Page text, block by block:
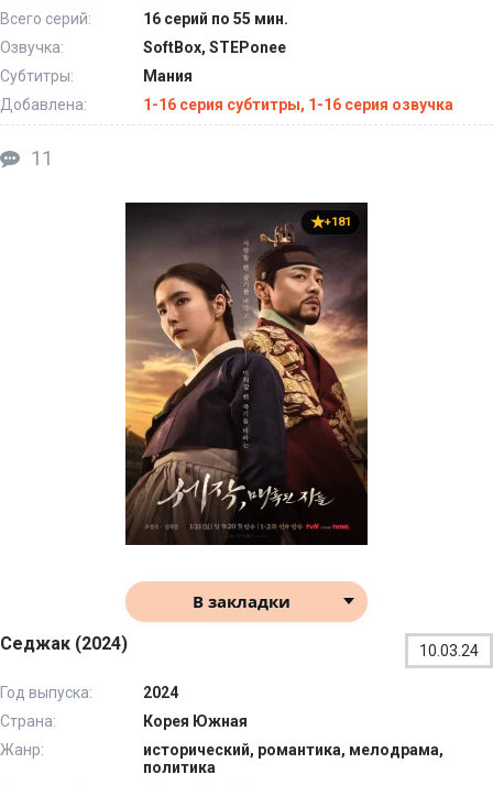
Всего серий:
16 серий по 55 мин.
Озвучка:
SoftBox, STEPonee
Субтитры:
Мания
Добавлена:
1-16 серия субтитры, 1-16 серия озвучка
11
+181
В закладки
Седжак (2024) 10.03.24
Год выпуска:
2024
Страна:
Корея Южная
Жанр:
исторический, романтика, мелодрама,
политика